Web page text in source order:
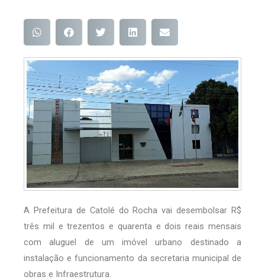
A Prefeitura de Catolé do Rocha vai desembolsar R$
três mil e trezentos e quarenta e dois reais mensais
com aluguel de um imóvel urbano destinado a
instalação e funcionamento da secretaria municipal de
obras e Infraestrutura.